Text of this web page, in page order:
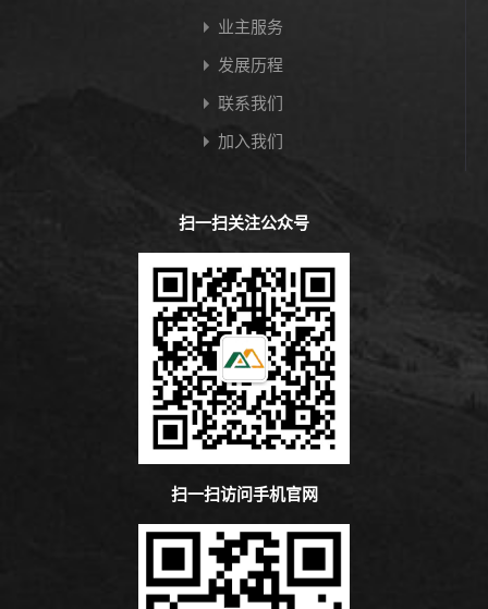
业主服务
发展历程
联系我们
加入我们
扫一扫关注公众号
扫一扫访问手机官网